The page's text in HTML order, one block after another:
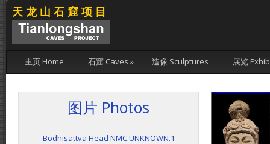
天龙山石窟项目
主页 Home 石窟 Caves » 造像 Sculptures 展览
图片 Photos
Bodhisattva Head NMC.UNKNOWN.1